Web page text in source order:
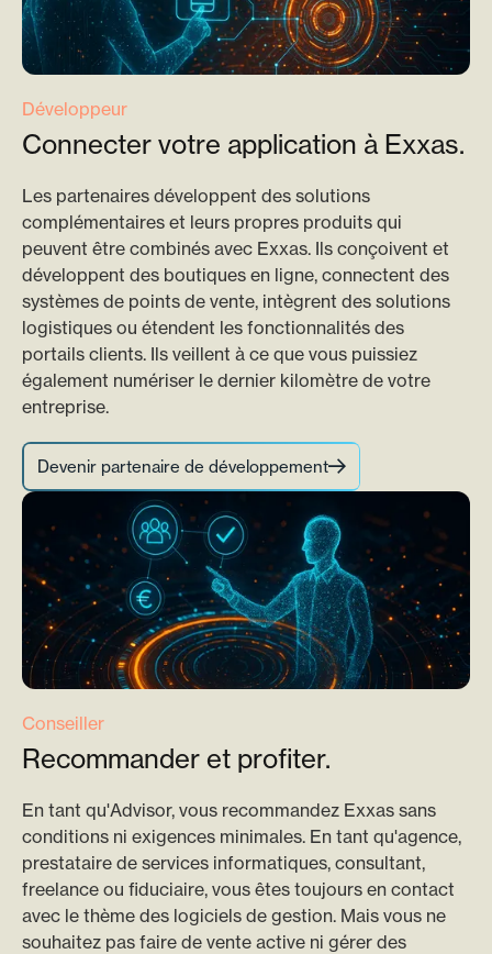
Développeur
Connecter votre application à Exxas.
Les partenaires développent des solutions
complémentaires et leurs propres produits qui
peuvent être combinés avec Exxas. Ils conçoivent et
développent des boutiques en ligne, connectent des
systèmes de points de vente, intègrent des solutions
logistiques ou étendent les fonctionnalités des
portails clients. Ils veillent à ce que vous puissiez
également numériser le dernier kilomètre de votre
entreprise.
Devenir partenaire de développement
Conseiller
Recommander et profiter.
En tant qu'Advisor, vous recommandez Exxas sans
conditions ni exigences minimales. En tant qu'agence,
prestataire de services informatiques, consultant,
freelance ou fiduciaire, vous êtes toujours en contact
avec le thème des logiciels de gestion. Mais vous ne
souhaitez pas faire de vente active ni gérer des